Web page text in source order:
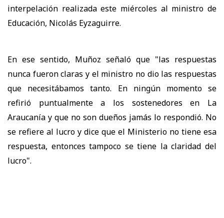
interpelación realizada este miércoles al ministro de
Educación, Nicolás Eyzaguirre.
En ese sentido, Muñoz señaló que "las respuestas
nunca fueron claras y el ministro no dio las respuestas
que necesitábamos tanto. En ningún momento se
refirió puntualmente a los sostenedores en La
Araucanía y que no son dueños jamás lo respondió. No
se refiere al lucro y dice que el Ministerio no tiene esa
respuesta, entonces tampoco se tiene la claridad del
lucro".